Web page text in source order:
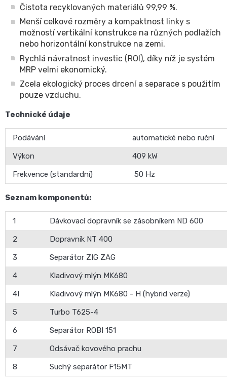
Čistota recyklovaných materiálů 99,99 %.
Menší celkové rozměry a kompaktnost linky s
možností vertikální konstrukce na různých podlažích
nebo horizontální konstrukce na zemi.
Rychlá návratnost investic (ROI), díky níž je systém
MRP velmi ekonomický.
Zcela ekologický proces drcení a separace s použitím
pouze vzduchu.
Technické údaje
Podávání
automatické nebo ruční
Výkon
409 kW
Frekvence (standardní)
50 Hz
Seznam komponentů:
1
Dávkovací dopravník se zásobníkem ND 600
2
Dopravník NT 400
3
Separátor ZIG ZAG
4
Kladivový mlýn MK680
4I
Kladivový mlýn MK680 - H (hybrid verze)
5
Turbo T625-4
6
Separátor ROBI 151
7
Odsávač kovového prachu
8
Suchý separátor F15MT